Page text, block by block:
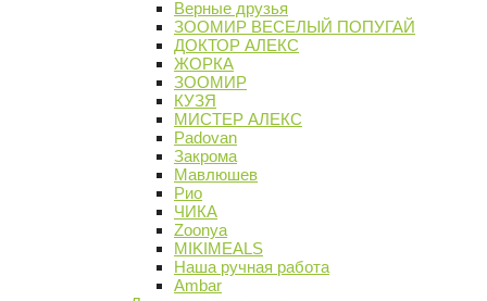
Верные друзья
ЗООМИР ВЕСЕЛЫЙ ПОПУГАЙ
ДОКТОР АЛЕКС
ЖОРКА
ЗООМИР
КУЗЯ
МИСТЕР АЛЕКС
Padovan
Закрома
Мавлюшев
Рио
ЧИКА
Zoonya
MIKIMEALS
Наша ручная работа
Ambar